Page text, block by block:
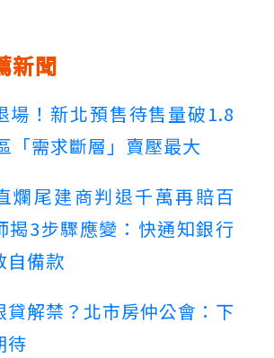
新聞
場！新北預售待售量破1.8
「需求斷層」賣壓最大
爛尾建商判退千萬再賠百
揭3步驟應變：快通知銀行
自備款
貸解禁？北市房仲公會：下
待